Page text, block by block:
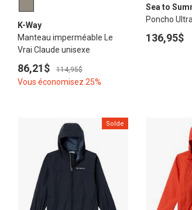
K-Way
Manteau imperméable Le
Vrai Claude unisexe
86,21$ 114,95$
Vous économisez 25%
Sea to
Poncho
136,95$
Solde